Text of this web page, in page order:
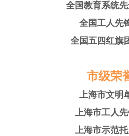
全国教育系统
全国工人先
全国五四红旗
市级荣
上海市文明
上海市工人
上海市示范